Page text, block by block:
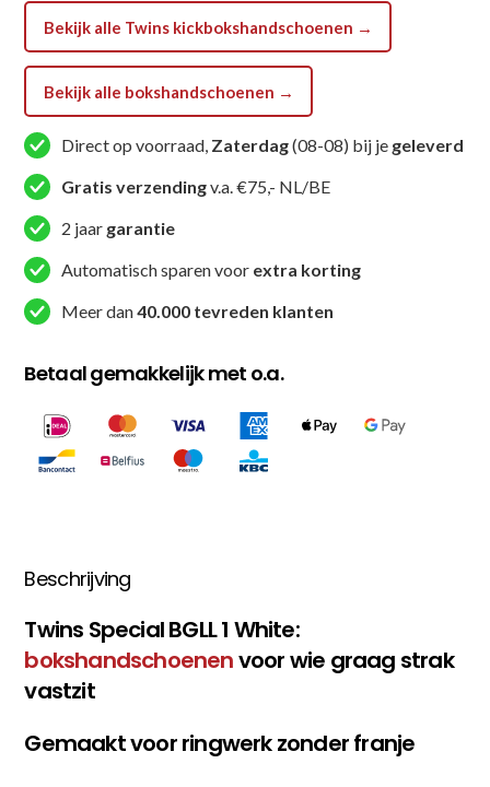
Bekijk alle Twins kickbokshandschoenen →
Bekijk alle bokshandschoenen →
Direct op voorraad, Zaterdag(08-08) bij je geleverd
Gratis verzendingv.a. €75,- NL/BE
2 jaar garantie
Automatisch sparen voor extra korting
Meer dan40.000 tevreden klanten
Betaal gemakkelijk met o.a.
Beschrijving
Twins Special BGLL 1 White:
bokshandschoenenvoor wie graag strak
vastzit
Gemaakt voor ringwerk zonder franje